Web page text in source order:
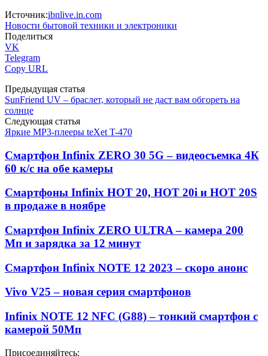
Источник:ibnlive.in.com
Новости бытовой техники и электроники
Поделиться
VK
Telegram
Copy URL
Предыдущая статья
SunFriend UV – браслет, который не даст вам обгореть на
солнце
Следующая статья
Яркие MP3-плееры teXet T-470
Смартфон Infinix ZERO 30 5G – видеосъемка 4К
60 к/с на обе камеры
Смартфоны Infinix HOT 20, HOT 20i и HOT 20S
в продаже в ноябре
Смартфон Infinix ZERO ULTRA – камера 200
Мп и зарядка за 12 минут
Смартфон Infinix NOTE 12 2023 – скоро анонс
Vivo V25 – новая серия смартфонов
Infinix NOTE 12 NFC (G88) – тонкий смартфон с
камерой 50Мп
Присоединяйтесь: